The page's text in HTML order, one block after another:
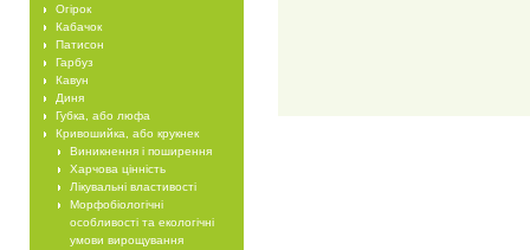
Огірок
Кабачок
Патисон
Гарбуз
Кавун
Диня
Губка, або люфа
Кривошийка, або крукнек
Виникнення і поширення
Харчова цінність
Лікувальні властивості
Морфобіологічні
особливості та екологічні
умови вирощування